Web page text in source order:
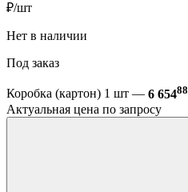
₽/шт
Нет в наличии
Под заказ
Коробка (картон) 1 шт — 6 65488
Актуальная цена по запросу